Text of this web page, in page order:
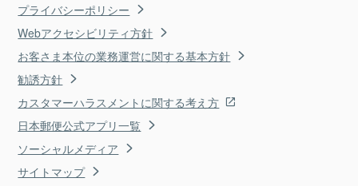
プライバシーポリシー
Webアクセシビリティ方針
お客さま本位の業務運営に関する基本方針
勧誘方針
カスタマーハラスメントに関する考え方
日本郵便公式アプリ一覧
ソーシャルメディア
サイトマップ